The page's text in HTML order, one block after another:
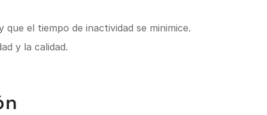
el tiempo de inactividad se minimice.
y la calidad.